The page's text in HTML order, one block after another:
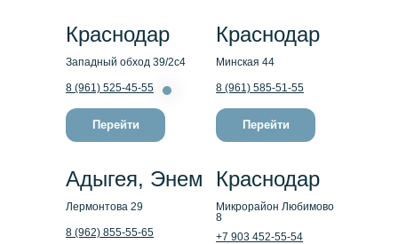
Краснодар
Микрорайон Любимово
8
+7 903 452-55-54
Адыгея, Энем
Лермонтова 29
8 (962) 855-55-65
Перейти
Краснодар
Минская 44
8 (961) 585-51-55
Перейти
Краснодар
Западный обход 39/2с4
8 (961) 525-45-55